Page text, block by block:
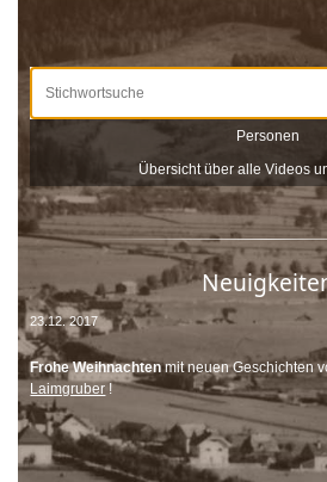
Zeitzeugeninterviews wird das kulturelle
Saalfeldens lebendig gehalten, sprich die
Wir bedanken uns bei allen Beteiligten,
Projektes beigetragen haben!
Personen
Übersicht über alle Videos
23.12. 2017
Frohe Weihnachtenmit neuen Geschichten
Laimgruber !